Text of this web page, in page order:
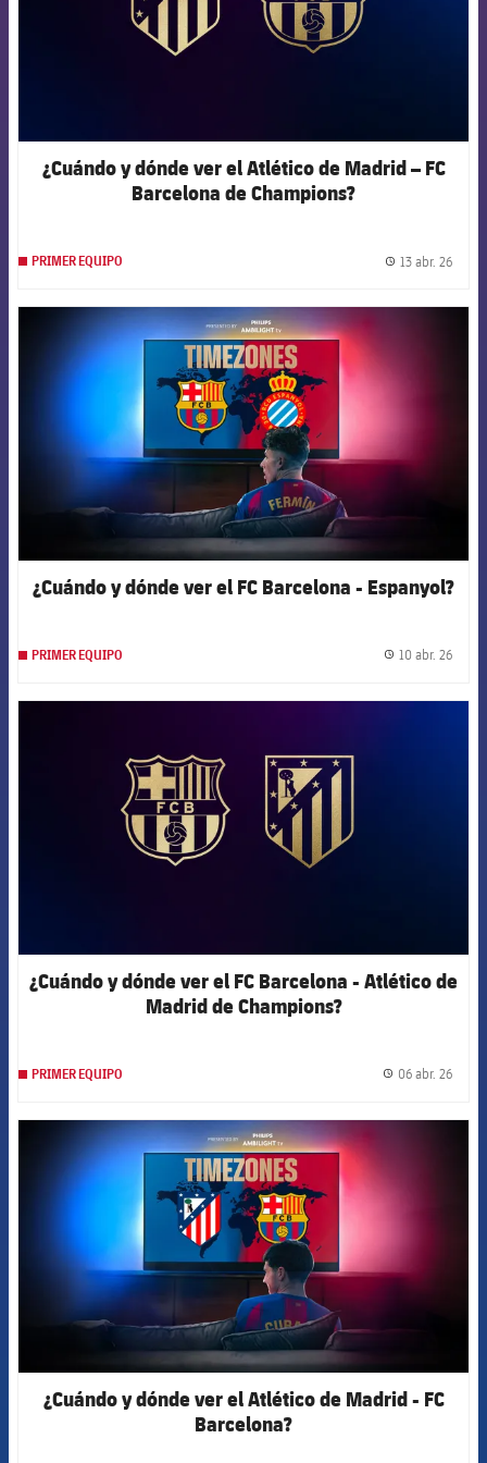
¿Cuándo y dónde ver el Atlético de Madrid – FC
Barcelona de Champions?
PRIMER EQUIPO 13 abr. 26
FCB Barcelona badge
¿Cuándo y dónde ver el FC Barcelona - Espanyol?
PRIMER EQUIPO 10 abr. 26
¿Cuándo y dónde ver el FC Barcelona - Atlético de
Madrid de Champions?
PRIMER EQUIPO 06 abr. 26
FCB Barcelona badge
¿Cuándo y dónde ver el Atlético de Madrid - FC
Barcelona?